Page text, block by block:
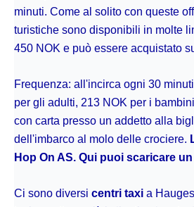
minuti. Come al solito con queste
turistiche sono disponibili in molte
450 NOK e può essere acquistato
Frequenza: all'incirca ogni 30
per gli adulti, 213 NOK per i
con carta presso un addetto alla
dell'imbarco al molo delle crociere.
Hop On AS. Qui puoi scaricare
Ci sono diversi centri taxi a